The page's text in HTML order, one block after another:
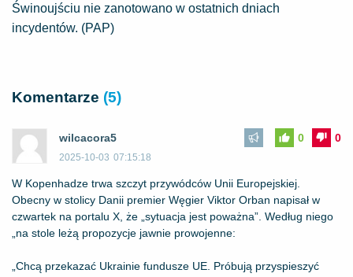
Świnoujściu nie zanotowano w ostatnich dniach
incydentów. (PAP)
Komentarze (5)
wilcacora5
2025-10-03 07:15:18
0
0
W Kopenhadze trwa szczyt przywódców Unii Europejskiej.
Obecny w stolicy Danii premier Węgier Viktor Orban napisał w
czwartek na portalu X, że „sytuacja jest poważna”. Według niego
„na stole leżą propozycje jawnie prowojenne:
„Chcą przekazać Ukrainie fundusze UE. Próbują przyspieszyć